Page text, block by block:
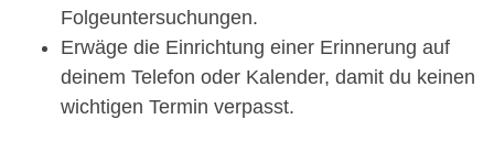
Folgeuntersuchungen.
Erwäge die Einrichtung einer Erinnerung auf
deinem Telefon oder Kalender, damit du keinen
wichtigen Termin verpasst.